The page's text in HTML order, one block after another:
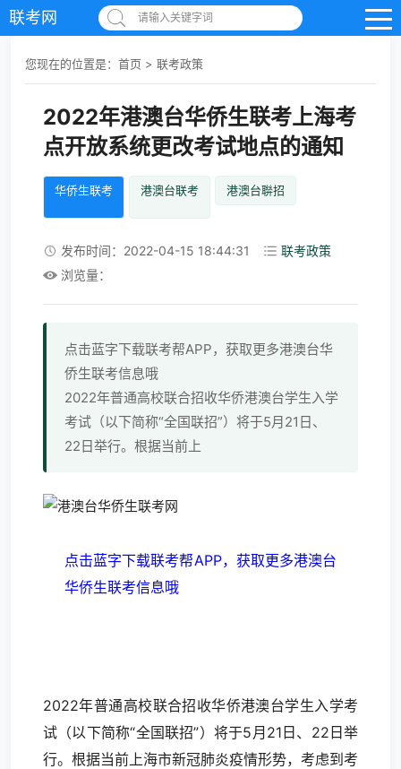
联考网 请输入关键字词
您现在的位置是： 首页 > 联考政策
2022年港澳台华侨生联考上海考
点开放系统更改考试地点的通知
华侨生联考 港澳台联考 港澳台聨招
发布时间：2022-04-15 18:44:31
联考政策
浏览量：
点击蓝字下载联考帮APP，获取更多港澳台华
侨生联考信息哦
2022年普通高校联合招收华侨港澳台学生入学
考试（以下简称“全国联招”）将于5月21日、
22日举行。根据当前上
点击蓝字下载联考帮APP，获取更多港澳台
华侨生联考信息哦
2022年普通高校联合招收华侨港澳台学生入学考
试（以下简称“全国联招”）将于5月21日、22日举
行。根据当前上海市新冠肺炎疫情形势，考虑到考